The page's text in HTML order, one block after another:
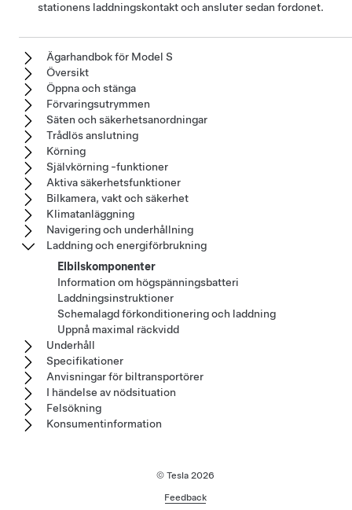
stationens laddningskontakt och ansluter sedan fordonet.
Ägarhandbok för Model S
Översikt
Öppna och stänga
Förvaringsutrymmen
Säten och säkerhetsanordningar
Trådlös anslutning
Körning
Självkörning -funktioner
Aktiva säkerhetsfunktioner
Bilkamera, vakt och säkerhet
Klimatanläggning
Navigering och underhållning
Laddning och energiförbrukning
Elbilskomponenter
Information om högspänningsbatteri
Laddningsinstruktioner
Schemalagd förkonditionering och laddning
Uppnå maximal räckvidd
Underhåll
Specifikationer
Anvisningar för biltransportörer
I händelse av nödsituation
Felsökning
Konsumentinformation
© Tesla 2026
Feedback